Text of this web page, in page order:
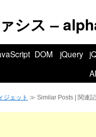
シス –
DOM jQuery
ジェット ≫ Similar Posts | 関連